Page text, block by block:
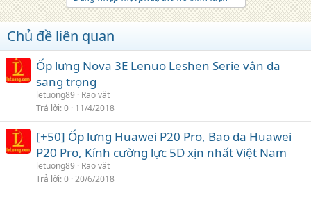
Chủ đề liên quan
Ốp lưng Nova 3E Lenuo Leshen Serie vân da
sang trọng
letuong89
Rao vặt
Trả lời 0 11/4/2018
[+50] Ốp lưng Huawei P20 Pro, Bao da Huawei
P20 Pro, Kính cường lực 5D xịn nhất Việt Nam
letuong89
Rao vặt
Trả lời 0 20/6/2018